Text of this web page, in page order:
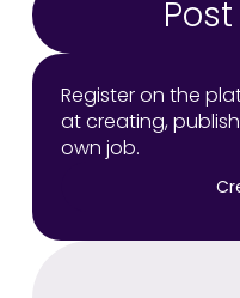
Register on the
at creating,
own job.